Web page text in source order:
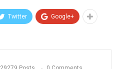
Twitter Google+